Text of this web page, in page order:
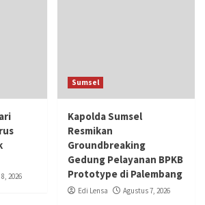
2026
Sumsel
Kapolda Sumsel
Resmikan
Groundbreaking
Gedung Pelayanan BPKB
Prototype di Palembang
Edi Lensa Agustus 7, 2026